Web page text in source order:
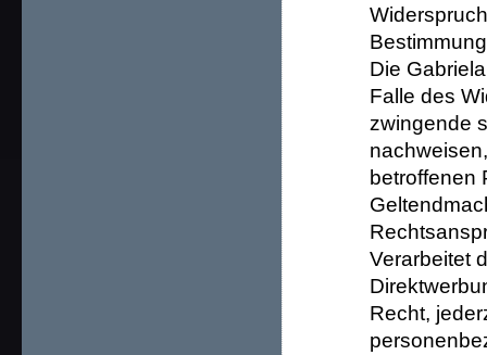
Die
Falle des
zwingende
betroffenen
Verarbeitet
Recht,